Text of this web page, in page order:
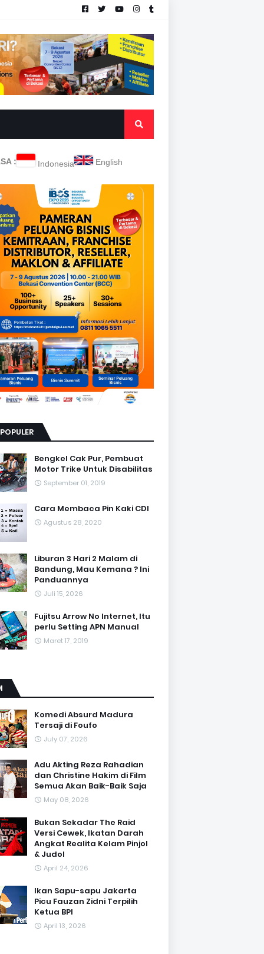
: Indonesia English
Bengkel Cak Pur, Pembuat
Motor Trike Untuk Disabilitas
September 01, 2019
Cara Membaca Pin Kaki CDI
Agustus 28, 2020
Liburan 3 Hari 2 Malam di
Bandung, Mau Kemana ? Ini
Panduannya
Juli 15, 2026
Fujitsu Arrow No Internet, Itu
perlu Setting APN Manual
Maret 17, 2019
Komedi Absurd Madura
Tersaji di Foufo
July 07, 2026
Adu Akting Reza Rahadian
dan Christine Hakim di Film
Semua Akan Baik-Baik Saja
May 08, 2026
Bukan Sekadar The Raid
Versi Cewek, Ikatan Darah
Angkat Realita Kelam Pinjol
& Judol
April 24, 2026
Ikan Sapu-sapu Jakarta
Picu Fauzan Zidni Terpilih
Ketua BPI
April 13, 2026